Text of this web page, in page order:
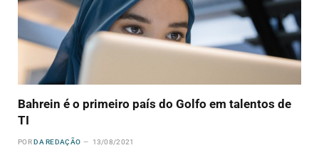
Bahrein é o primeiro país do Golfo em talentos de
TI
POR DA REDAÇÃO 13/08/2021